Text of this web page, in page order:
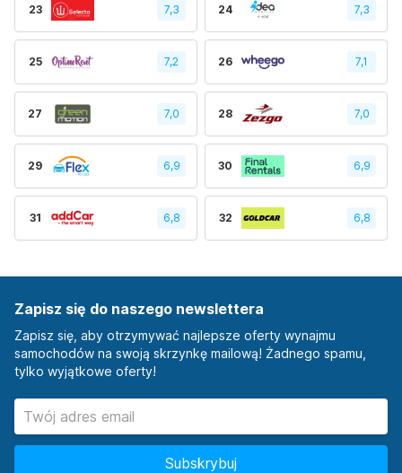
23 7,3 24 7,3
25 7,2 26 7,1
27 7,0 28 7,0
29 6,9 30 6,9
31 6,8 32 6,8
Zapisz się do naszego newslettera
Zapisz się, aby otrzymywać najlepsze oferty wynajmu
samochodów na swoją skrzynkę mailową! Żadnego spamu,
tylko wyjątkowe oferty!
Subskrybuj